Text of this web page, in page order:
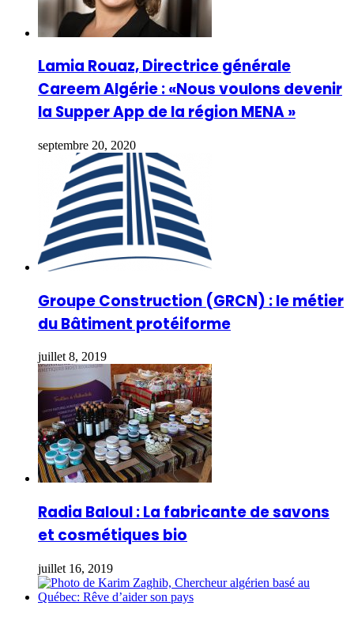
Lamia Rouaz, Directrice générale
Careem Algérie : «Nous voulons devenir
la Supper App de la région MENA »
septembre 20, 2020
Groupe Construction (GRCN) : le métier
du Bâtiment protéiforme
juillet 8, 2019
Radia Baloul : La fabricante de savons
et cosmétiques bio
juillet 16, 2019